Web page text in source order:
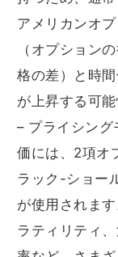
アメリカンオ
（オプション
格の差）と時
が上昇する可
– プライシン
価には、2項オ
ラック-ショー
が使用されま
ラティリティ